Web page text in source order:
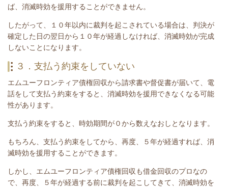
ば、消滅時効を援用することができません。
したがって、１０年以内に裁判を起こされている場合は、 判決が
確定した日の翌日から１０年が経過しなければ、消滅時効が完成
しないことになります。
３．支払う約束をしていない
エムユーフロンティア債権回収から請求書や督促書が届いて、電
話をして支払う約束をすると、消滅時効を援用できなくなる可能
性があります。
支払う約束をすると、時効期間が０から数えなおしとなります。
もちろん、支払う約束をしてから、再度、５年が経過すれば、消
滅時効を援用することができます。
しかし、 エムユーフロンティア債権回収 も借金回収のプロなの
で、再度、５年が経過する前に裁判を起こしてきて、消滅時効を